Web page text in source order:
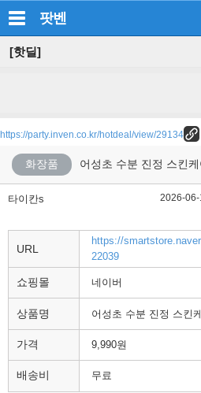
팟벤
[핫딜]
https://party.inven.co.kr/hotdeal/view/29134
화장품 어성초 수분 진정 스킨
타이칸s 2026-
URL
https://
22039
쇼핑몰 네이버
상품명 어성초 수분 진정 스킨
가격 9,990원
배송비 무료